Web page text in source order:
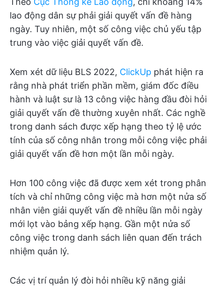
lao động dân sự phải giải quyết vấn đề hàng
ngày. Tuy nhiên, một số công việc chủ yếu tập
trung vào việc giải quyết vấn đề.
Xem xét dữ liệu BLS 2022, ClickUp phát hiện ra
rằng nhà phát triển phần mềm, giám đốc điều
hành và luật sư là 13 công việc hàng đầu đòi hỏi
giải quyết vấn đề thường xuyên nhất. Các nghề
trong danh sách được xếp hạng theo tỷ lệ ước
tính của số công nhân trong mỗi công việc phải
giải quyết vấn đề hơn một lần mỗi ngày.
Hơn 100 công việc đã được xem xét trong phân
tích và chỉ những công việc mà hơn một nửa số
nhân viên giải quyết vấn đề nhiều lần mỗi ngày
mới lọt vào bảng xếp hạng. Gần một nửa số
công việc trong danh sách liên quan đến trách
nhiệm quản lý.
Các vị trí quản lý đòi hỏi nhiều kỹ năng giải